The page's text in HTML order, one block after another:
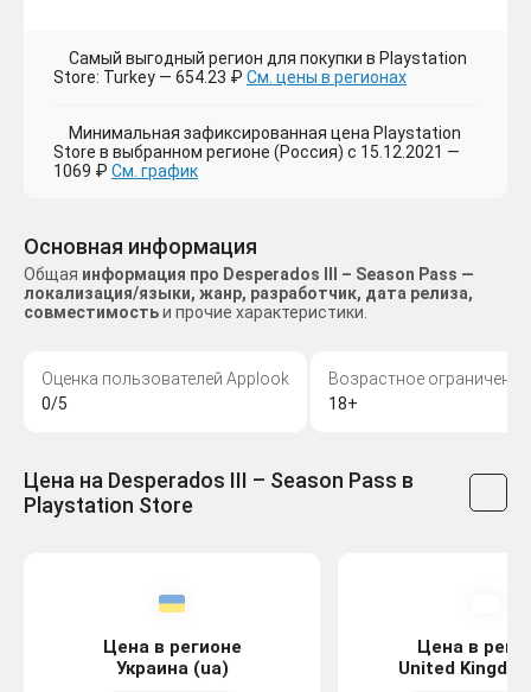
Самый выгодный регион для покупки в Playstation
Store: Turkey — 654.23 ₽ См. цены в регионах
Минимальная зафиксированная цена Playstation
Store в выбранном регионе (Россия) с 15.12.2021 —
1069 ₽ См. график
Основная информация
Общая информация про Desperados III – Season Pass —
локализация/языки, жанр, разработчик, дата релиза,
совместимостьи прочие характеристики.
Оценка пользователей Applook
0/5
Возрастное ограничение
18+
Цена на Desperados III – Season Pass в
Playstation Store
Цена в регионе
Украина (ua)
Цена в
United